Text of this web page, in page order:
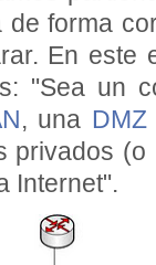
de forma
En este
"Sea un
, una DMZ
privados
Internet".